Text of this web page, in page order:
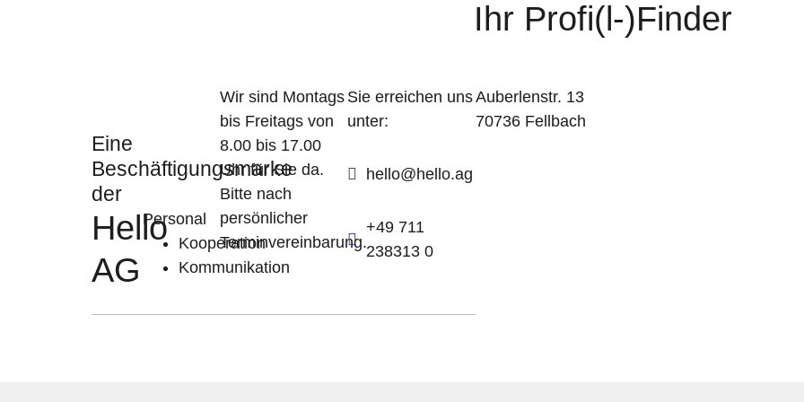
Ihr Profi(l-)Finder
Eine
Beschäftigungsmarke
der
Hello
AG
Personal
Kooperation
Kommunikation
Wir sind Montags
bis Freitags von
8.00 bis 17.00
Uhr für Sie da.
Bitte nach
persönlicher
Terminvereinbarung.
Sie erreichen uns
unter:
hello@hello.ag
+49 711
238313 0
Auberlenstr. 13
70736 Fellbach